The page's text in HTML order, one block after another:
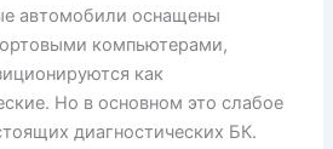
автомобили оснащены
компьютерами,
как
Но в основном это слабое
диагностических БК.